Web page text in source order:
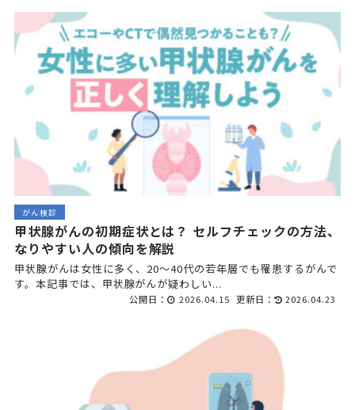
がん検診
甲状腺がんの初期症状とは？ セルフチェックの方法、
なりやすい人の傾向を解説
甲状腺がんは女性に多く、20～40代の若年層でも罹患するがんで
す。本記事では、甲状腺がんが疑わしい...
公開日： 2026.04.15 更新日： 2026.04.23